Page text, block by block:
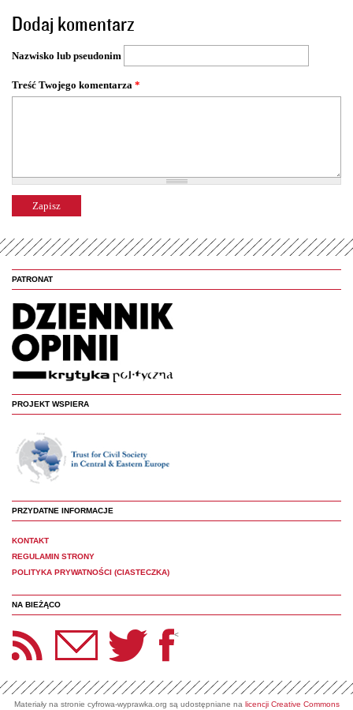
o
n
y
Dodaj komentarz
Nazwisko lub pseudonim
Treść Twojego komentarza *
PATRONAT
PROJEKT WSPIERA
PRZYDATNE INFORMACJE
KONTAKT
REGULAMIN STRONY
POLITYKA PRYWATNOŚCI (CIASTECZKA)
NA BIEŻĄCO
Panoptyka Facebook <
Materiały na stronie cyfrowa-wyprawka.org są udostępniane na licencji Creative Commons